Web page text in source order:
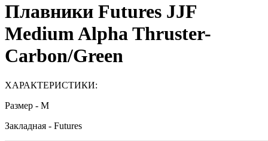
Плавники Futures JJF
Medium Alpha Thruster-
Carbon/Green
ХАРАКТЕРИСТИКИ:
Размер - М
Закладная - Futures